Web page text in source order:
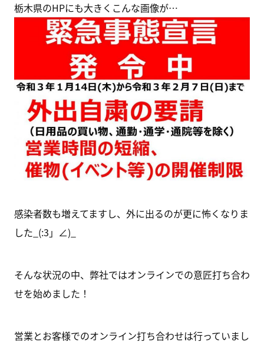
栃木県のHPにも大きくこんな画像が…
感染者数も増えてますし、外に出るのが更に怖くなりま
した_(:3」∠)_
そんな状況の中、弊社ではオンラインでの意匠打ち合わ
せを始めました！
営業とお客様でのオンライン打ち合わせは行っていまし